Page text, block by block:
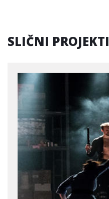
SLIČNI PROJEKTI